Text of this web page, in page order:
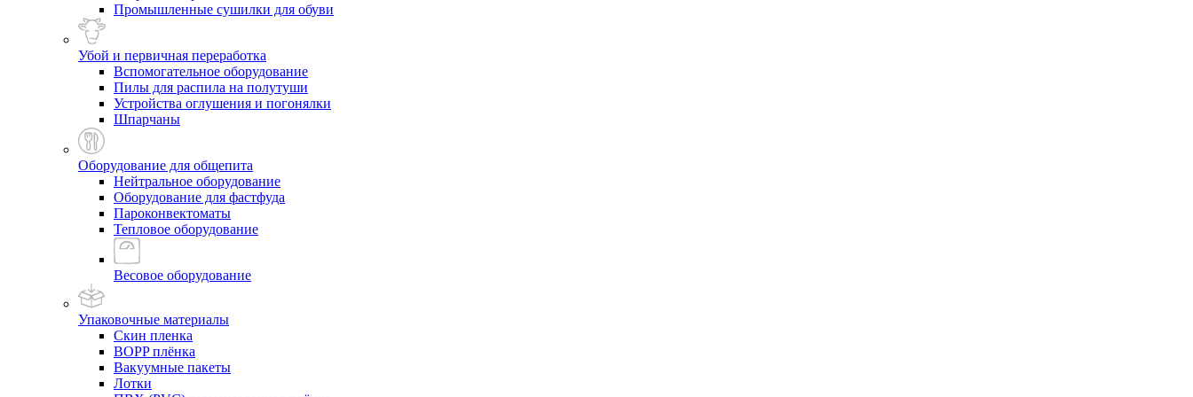
Промышленные сушилки для обуви
Убой и первичная переработка
Вспомогательное оборудование
Пилы для распила на полутуши
Устройства оглушения и погонялки
Шпарчаны
Оборудование для общепита
Нейтральное оборудование
Оборудование для фастфуда
Пароконвектоматы
Тепловое оборудование
Весовое оборудование
Упаковочные материалы
Скин пленка
BOPP плёнка
Вакуумные пакеты
Лотки